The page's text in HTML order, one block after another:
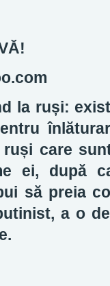
la ruși:
care
ei, după
să preia
a o